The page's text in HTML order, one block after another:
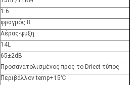
1.6
φραγμός 8
Αέρας-ψύξη
14L
65±2dB
Προσανατολισμένος προς το Driect τύπος
Περιβάλλον temp+15℃